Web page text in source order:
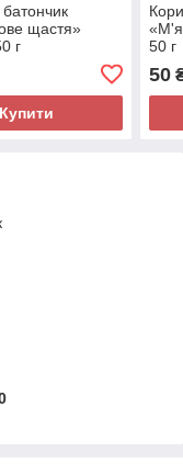
щастя»
г
Купити
50 г
50